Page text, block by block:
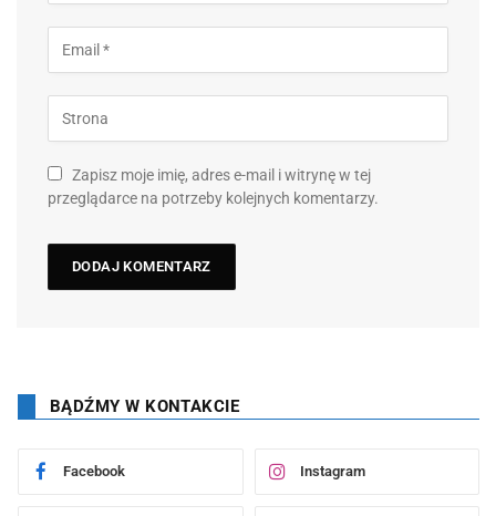
Zapisz moje imię, adres e-mail i witrynę w tej
przeglądarce na potrzeby kolejnych komentarzy.
BĄDŹMY W KONTAKCIE
Facebook Instagram